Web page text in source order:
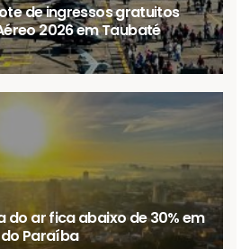
de ingressos gratuitos
2026 em Taubaté
do ar fica abaixo de 30% em
Paraíba